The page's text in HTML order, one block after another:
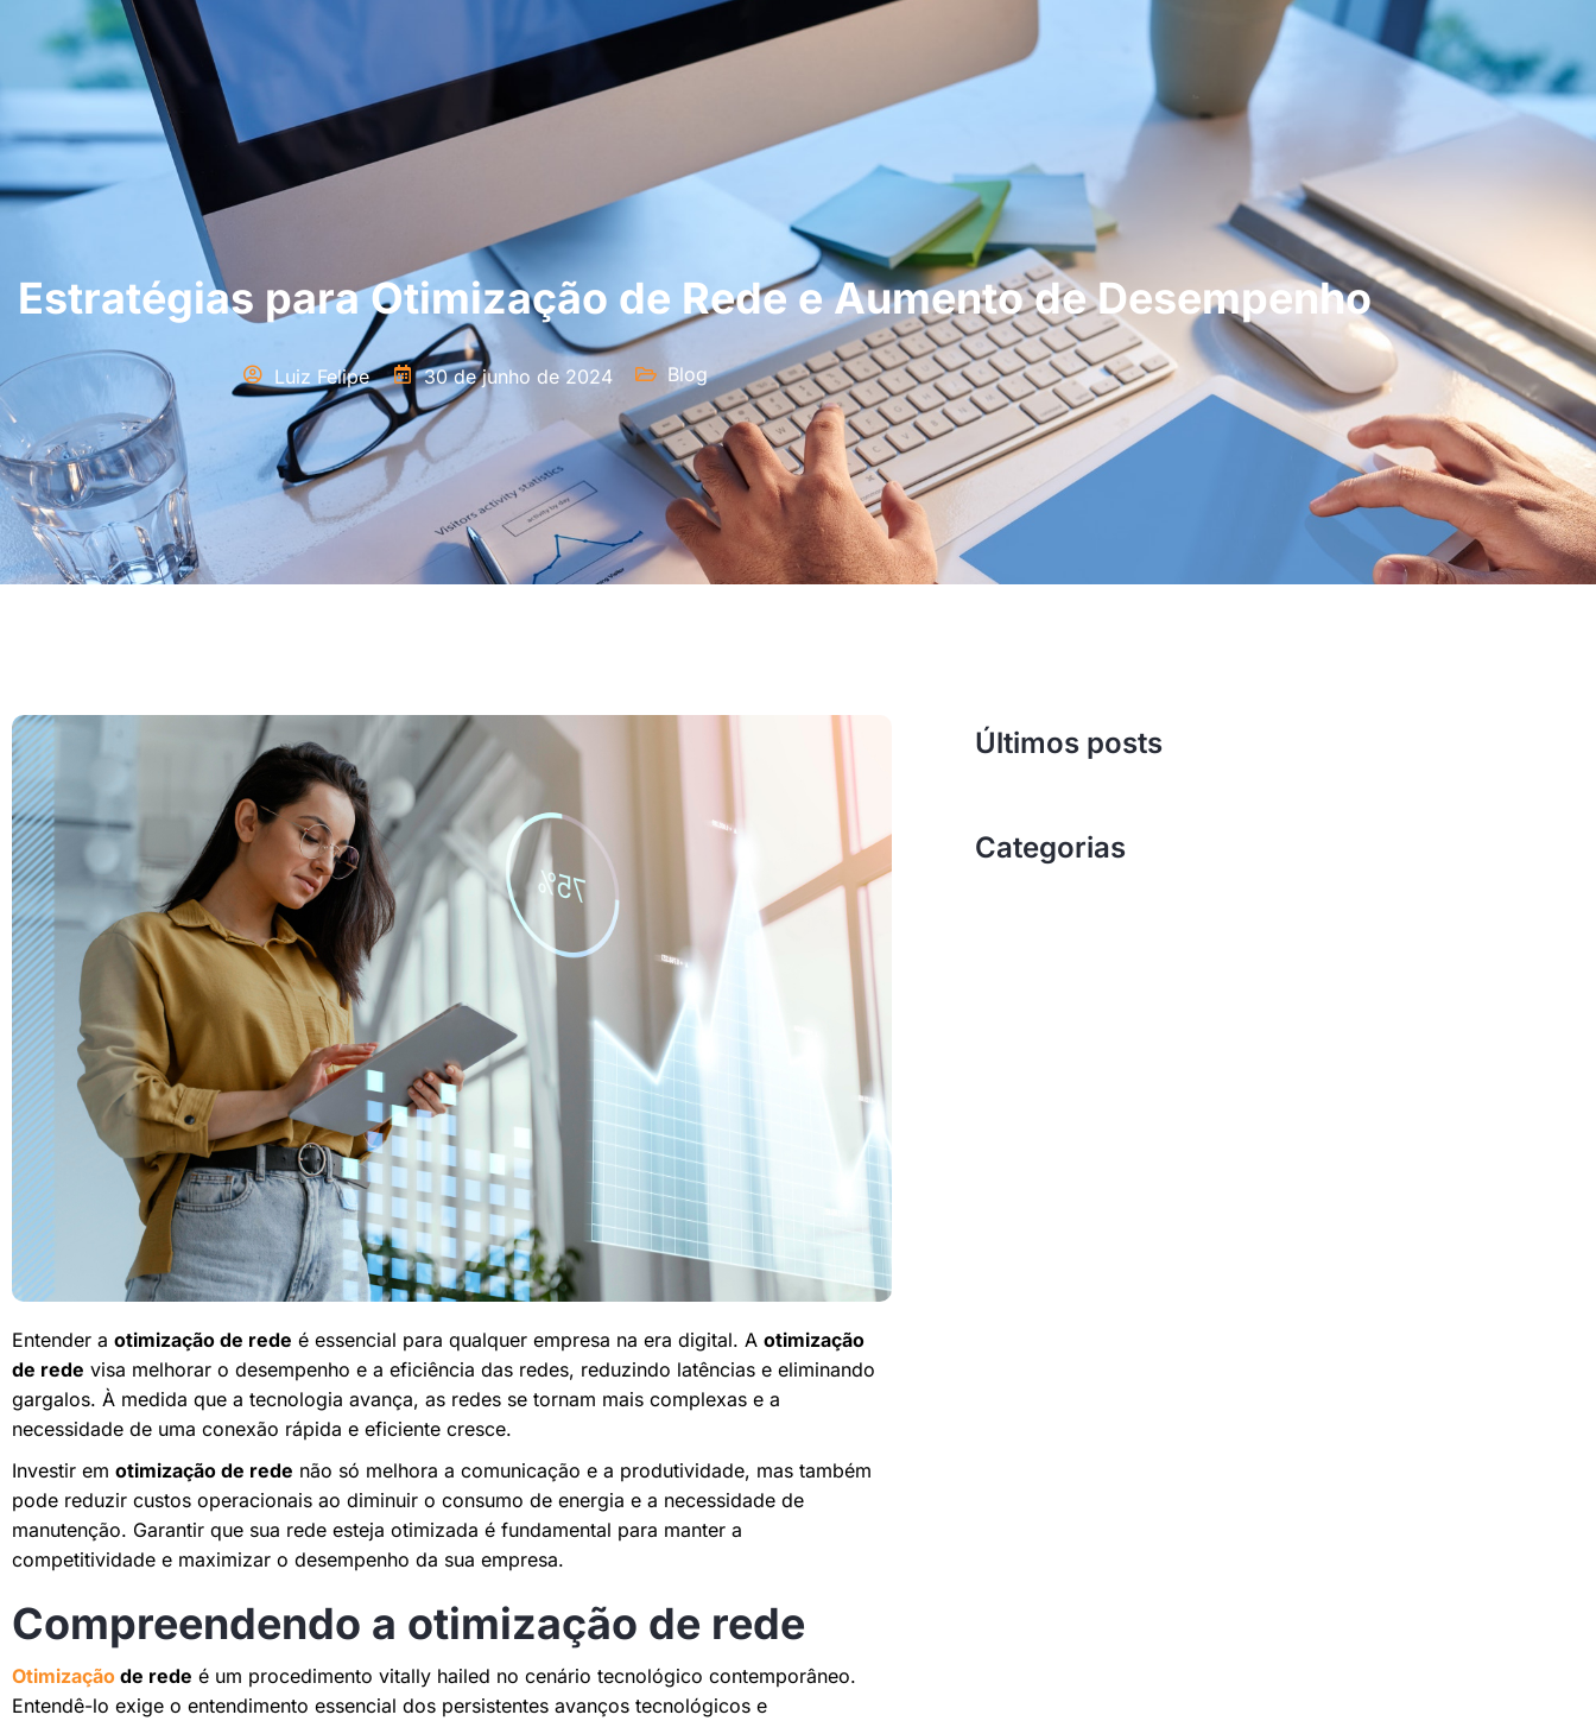
Estratégias para Otimização de Rede e Aumento de Desempenho
Luiz Felipe 30 de junho de 2024 Blog
Entender a otimização de rede é essencial para qualquer empresa na era digital. A otimização
de rede visa melhorar o desempenho e a eficiência das redes, reduzindo latências e eliminando
gargalos. À medida que a tecnologia avança, as redes se tornam mais complexas e a
necessidade de uma conexão rápida e eficiente cresce.
Investir em otimização de rede não só melhora a comunicação e a produtividade, mas também
pode reduzir custos operacionais ao diminuir o consumo de energia e a necessidade de
manutenção. Garantir que sua rede esteja otimizada é fundamental para manter a
competitividade e maximizar o desempenho da sua empresa.
Compreendendo a otimização de rede
Otimização de rede é um procedimento vitally hailed no cenário tecnológico contemporâneo.
Entendê-lo exige o entendimento essencial dos persistentes avanços tecnológicos e
Últimos posts
Categorias